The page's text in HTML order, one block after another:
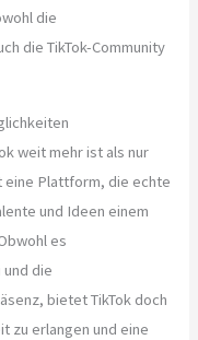
die
die TikTok-Community
weit mehr ist als nur
eine Plattform, die echte
und Ideen einem
es
die
bietet TikTok doch
zu erlangen und eine